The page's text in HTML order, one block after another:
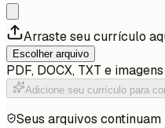
Arraste seu currículo
Escolher arquivo
PDF, DOCX, TXT e
Adicione seu currículo para
Seus arquivos